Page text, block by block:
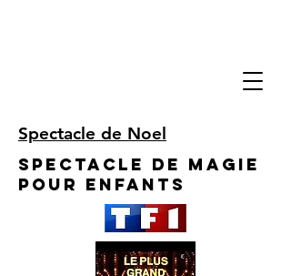
Spectacle de Noel
Spectacle de Magie
pour enfants